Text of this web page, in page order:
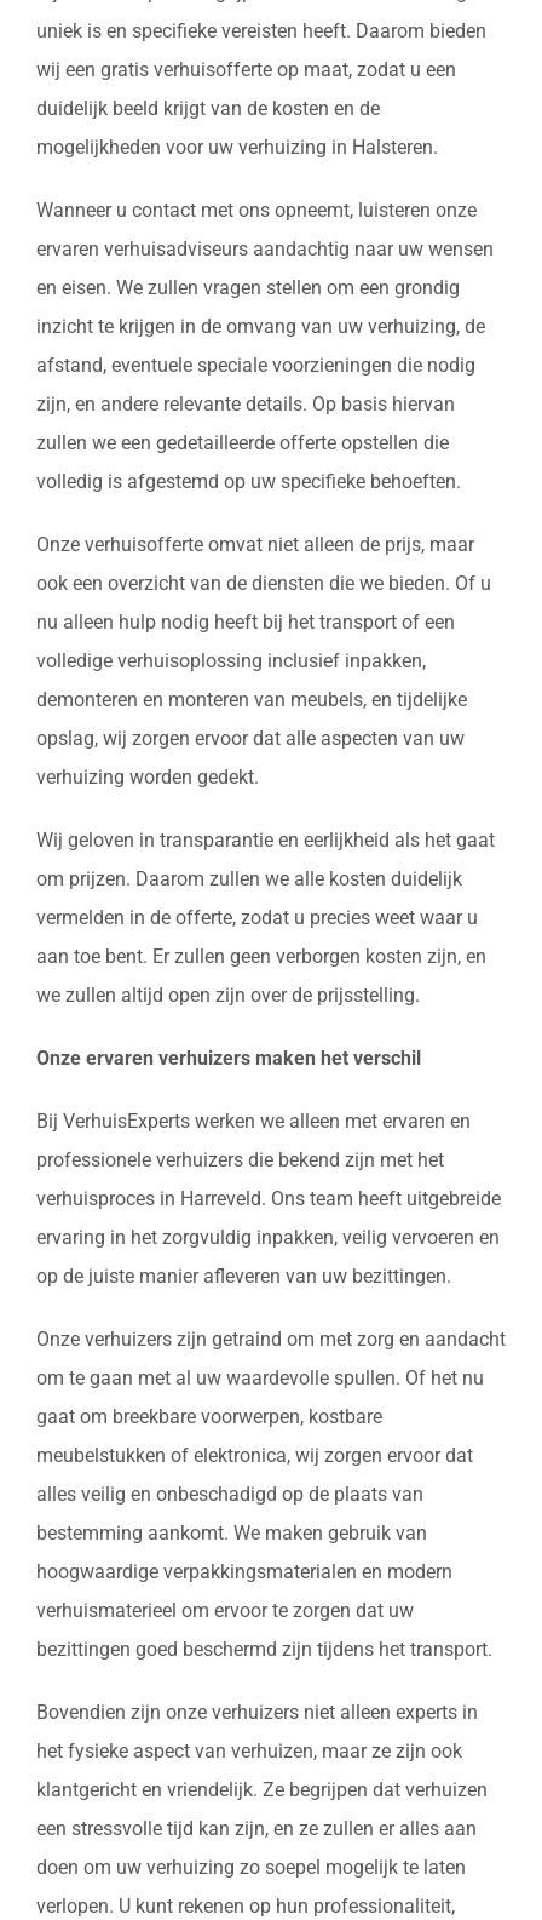
uniek is en specifieke vereisten heeft. Daarom bieden
wij een gratis verhuisofferte op maat, zodat u een
duidelijk beeld krijgt van de kosten en de
mogelijkheden voor uw verhuizing in Halsteren.
Wanneer u contact met ons opneemt, luisteren onze
ervaren verhuisadviseurs aandachtig naar uw wensen
en eisen. We zullen vragen stellen om een grondig
inzicht te krijgen in de omvang van uw verhuizing, de
afstand, eventuele speciale voorzieningen die nodig
zijn, en andere relevante details. Op basis hiervan
zullen we een gedetailleerde offerte opstellen die
volledig is afgestemd op uw specifieke behoeften.
Onze verhuisofferte omvat niet alleen de prijs, maar
ook een overzicht van de diensten die we bieden. Of u
nu alleen hulp nodig heeft bij het transport of een
volledige verhuisoplossing inclusief inpakken,
demonteren en monteren van meubels, en tijdelijke
opslag, wij zorgen ervoor dat alle aspecten van uw
verhuizing worden gedekt.
Wij geloven in transparantie en eerlijkheid als het gaat
om prijzen. Daarom zullen we alle kosten duidelijk
vermelden in de offerte, zodat u precies weet waar u
aan toe bent. Er zullen geen verborgen kosten zijn, en
we zullen altijd open zijn over de prijsstelling.
Onze ervaren verhuizers maken het verschil
Bij VerhuisExperts werken we alleen met ervaren en
professionele verhuizers die bekend zijn met het
verhuisproces in Harreveld. Ons team heeft uitgebreide
ervaring in het zorgvuldig inpakken, veilig vervoeren en
op de juiste manier afleveren van uw bezittingen.
Onze verhuizers zijn getraind om met zorg en aandacht
om te gaan met al uw waardevolle spullen. Of het nu
gaat om breekbare voorwerpen, kostbare
meubelstukken of elektronica, wij zorgen ervoor dat
alles veilig en onbeschadigd op de plaats van
bestemming aankomt. We maken gebruik van
hoogwaardige verpakkingsmaterialen en modern
verhuismaterieel om ervoor te zorgen dat uw
bezittingen goed beschermd zijn tijdens het transport.
Bovendien zijn onze verhuizers niet alleen experts in
het fysieke aspect van verhuizen, maar ze zijn ook
klantgericht en vriendelijk. Ze begrijpen dat verhuizen
een stressvolle tijd kan zijn, en ze zullen er alles aan
doen om uw verhuizing zo soepel mogelijk te laten
verlopen. U kunt rekenen op hun professionaliteit,